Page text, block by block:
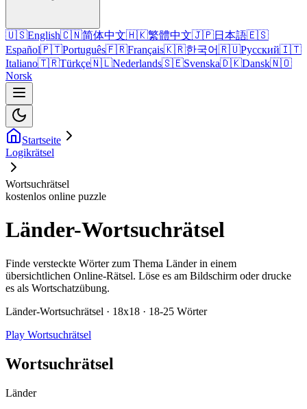
🇺🇸English🇨🇳简体中文🇭🇰繁體中文🇯🇵日本語🇪🇸
Español🇵🇹Português🇫🇷Français🇰🇷한국어🇷🇺Русский🇮🇹
Italiano🇹🇷Türkçe🇳🇱Nederlands🇸🇪Svenska🇩🇰Dansk🇳🇴
Norsk
Startseite
Logikrätsel
Wortsuchrätsel
kostenlos online puzzle
Länder-Wortsuchrätsel
Finde versteckte Wörter zum Thema Länder in einem
übersichtlichen Online-Rätsel. Löse es am Bildschirm oder drucke
es als Wortschatzübung.
Länder-Wortsuchrätsel · 18x18 · 18-25 Wörter
Play Wortsuchrätsel
Wortsuchrätsel
Länder